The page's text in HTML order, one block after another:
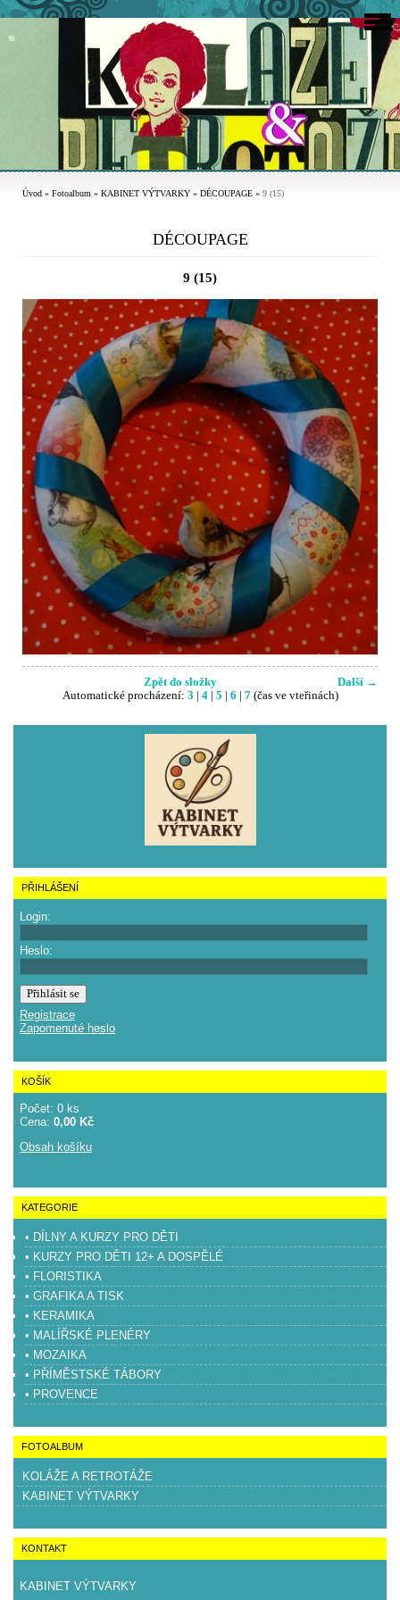
Úvod » Fotoalbum » KABINET VÝTVARKY » DÉCOUPAGE » 9 (15)
DÉCOUPAGE
9 (15)
Další →
Zpět do složky
Automatické procházení: 3 4| 5 6 7(čas ve vteřinách)
PŘIHLÁŠENÍ
Login:
Heslo:
Registrace
Zapomenuté heslo
KOŠÍK
Počet: 0 ks
Cena: 0,00 Kč
Obsah košíku
KATEGORIE
• DÍLNY A KURZY PRO DĚTI
• KURZY PRO DĚTI 12+ A DOSPĚLÉ
• FLORISTIKA
• GRAFIKA A TISK
• KERAMIKA
• MALÍŘSKÉ PLENÉRY
• MOZAIKA
• PŘÍMĚSTSKÉ TÁBORY
• PROVENCE
FOTOALBUM
KOLÁŽE A RETROTÁŽE
KABINET VÝTVARKY
KONTAKT
KABINET VÝTVARKY